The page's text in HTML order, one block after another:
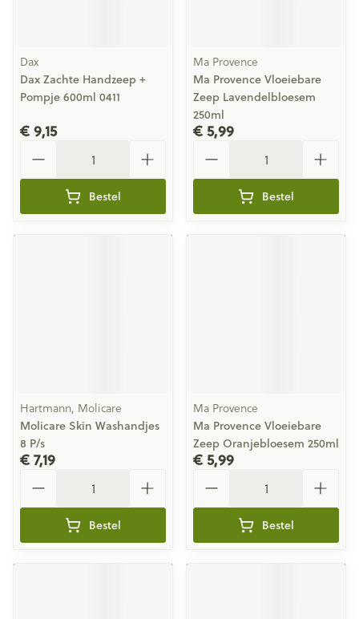
Dax
Dax Zachte Handzeep +
Pompje 600ml 0411
€ 9,15
Bestel
Ma Provence
Ma Provence Vloeiebare
Zeep Lavendelbloesem
250ml
€ 5,99
Bestel
Hartmann, Molicare
Molicare Skin Washandjes
8 P/s
€ 7,19
Bestel
Ma Provence
Ma Provence Vloeiebare
Zeep Oranjebloesem 250ml
€ 5,99
Bestel